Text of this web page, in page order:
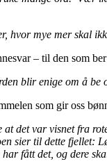
hvor mye mer skal
– til den som
blir enige om å be
som gir oss
det var visnet fra
sier til dette fjellet:
fått det, og dere